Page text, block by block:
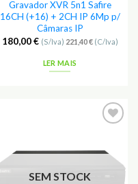
Gravador XVR 5n1 Safire
16CH (+16) + 2CH IP 6Mp p/
Câmaras IP
180,00€ (S/Iva) 221,40€(C/Iva)
LER MAIS
Favoritos
SEM STOCK